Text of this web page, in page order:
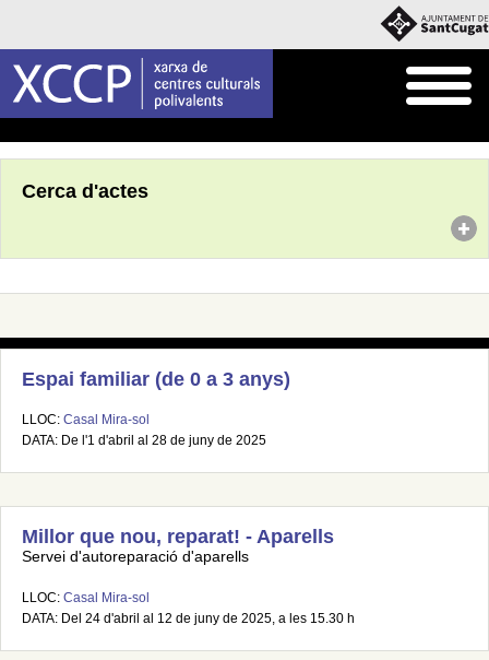
Cerca d'actes
Espai familiar (de 0 a 3 anys)
LLOC: Casal Mira-sol
DATA: De l'1 d'abril al 28 de juny de 2025
Millor que nou, reparat! - Aparells
Servei d'autoreparació d'aparells
LLOC: Casal Mira-sol
DATA: Del 24 d'abril al 12 de juny de 2025, a les 15.30 h